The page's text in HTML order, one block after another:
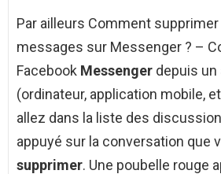
Par ailleurs Comment
messages sur Messenger ? –
Facebook Messenger depuis un
(ordinateur, application mobile,
allez dans la liste des
appuyé sur la conversation que
supprimer. Une poubelle rouge